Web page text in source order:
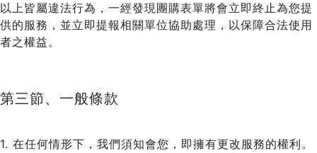
以上皆屬違法行為，一經發現團購表單將會立即終止為您提
供的服務，並立即提報相關單位協助處理，以保障合法使用
者之權益。
第三節、一般條款
1. 在任何情形下，我們須知會您，即擁有更改服務的權利。